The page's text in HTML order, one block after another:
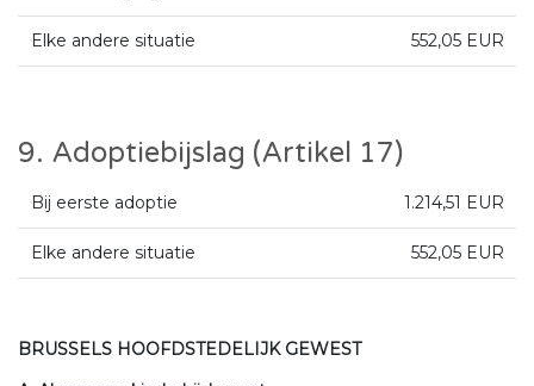
Elke andere situatie 552,05 EUR
9. Adoptiebijslag (Artikel 17)
Bij eerste adoptie 1.214,51 EUR
Elke andere situatie 552,05 EUR
BRUSSELS HOOFDSTEDELIJK GEWEST